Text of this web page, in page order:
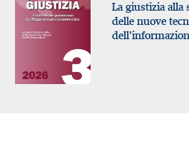
La giustizia alla
delle nuove